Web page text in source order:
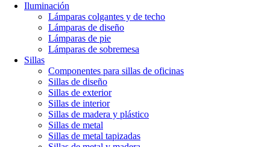
Iluminación
Lámparas colgantes y de techo
Lámparas de diseño
Lámparas de pie
Lámparas de sobremesa
Sillas
Componentes para sillas de oficinas
Sillas de diseño
Sillas de exterior
Sillas de interior
Sillas de madera y plástico
Sillas de metal
Sillas de metal tapizadas